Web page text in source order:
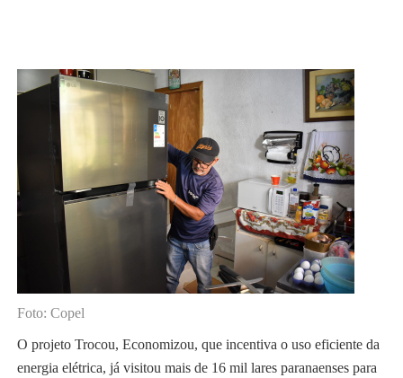
Foto: Copel
O projeto Trocou, Economizou, que incentiva o uso eficiente da
energia elétrica, já visitou mais de 16 mil lares paranaenses para